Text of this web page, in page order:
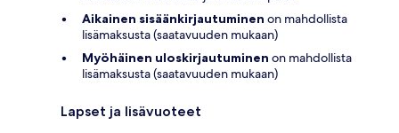
Aikainen sisäänkirjautuminen on mahdollista
lisämaksusta (saatavuuden mukaan)
Myöhäinen uloskirjautuminen on mahdollista
lisämaksusta (saatavuuden mukaan)
Lapset ja lisävuoteet